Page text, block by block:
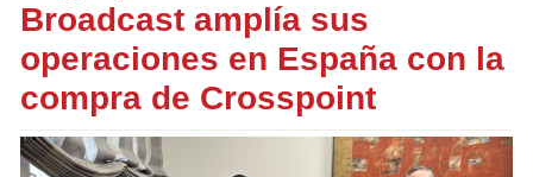
Broadcast amplía sus
operaciones en España con la
compra de Crosspoint